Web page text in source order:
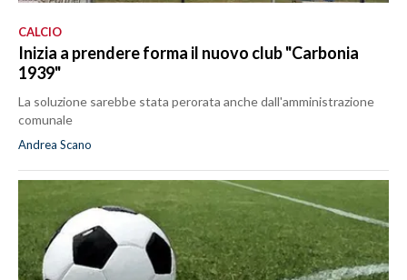
CALCIO
Inizia a prendere forma il nuovo club "Carbonia
1939"
La soluzione sarebbe stata perorata anche dall'amministrazione
comunale
Andrea Scano